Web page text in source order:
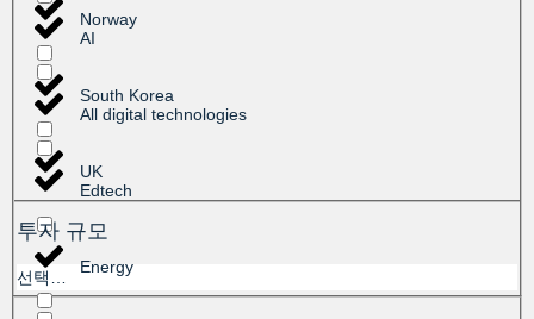
Norway
South Korea
UK
AI
All digital technologies
Edtech
Energy
투자 규모
선택…